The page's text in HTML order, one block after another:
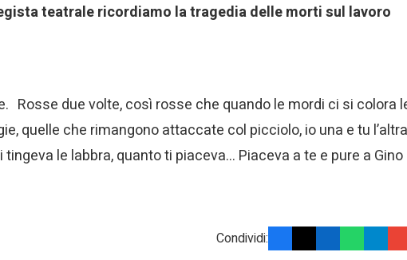
teatrale ricordiamo la tragedia delle morti sul lavoro
Rosse due volte, così rosse che quando le mordi ci si colora
quelle che rimangono attaccate col picciolo, io una e tu
le labbra, quanto ti piaceva… Piaceva a te e pure a Gino
Condividi: